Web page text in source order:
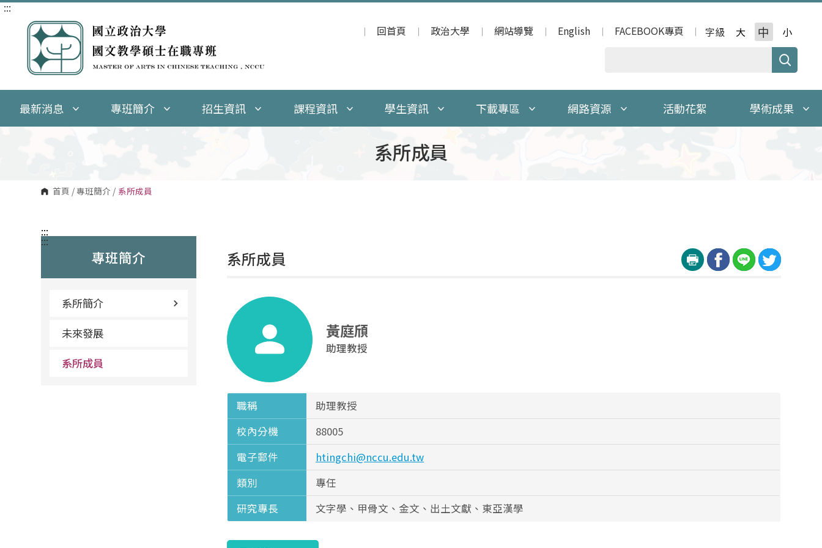
跳
:::
回首頁
政治大學 網站導覽 English FACEBOOK專頁 字級 大 中 小
最新消息 專班簡介 招生資訊 課程資訊 學生資訊 下載專區 網路資源 活動花絮 學術成果
系所成員
首頁 / 專班簡介 / 系所成員
:::
專班簡介
系所簡介
未來發展
系所成員
:::
系所成員
黃庭頎
助理教授
職稱
助理教授
校內分機
88005
電子郵件
htingchi@nccu.edu.tw
類別
專任
研究專長
文字學、甲骨文、金文、出土文獻、東亞漢學